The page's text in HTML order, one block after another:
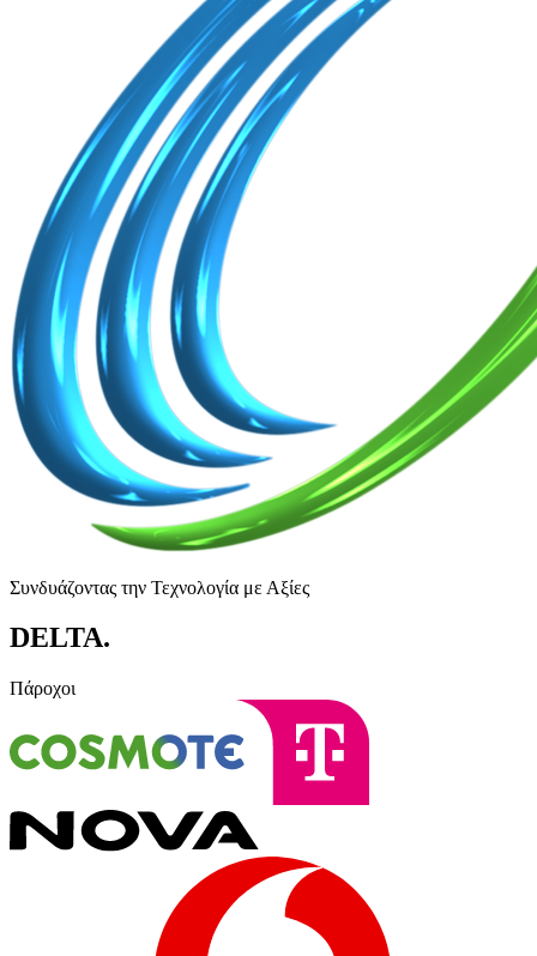
Συνδυάζοντας την Τεχνολογία με Αξίες
DELTA.
Πάροχοι